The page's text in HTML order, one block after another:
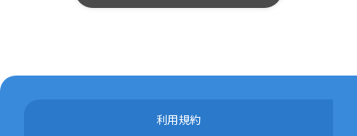
利用規約